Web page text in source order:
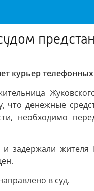
курьер
что денежные
необходимо
задержали
в суд.